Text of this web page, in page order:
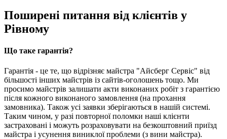
Поширені питання від клієнтів у
Рівному
Що таке гарантія?
Гарантія - це те, що відрізняє майстра "Айсберг Сервіс" від
більшості інших майстрів із сайтів-оголошень тощо. Ми
просимо майстрів залишати акти виконаних робіт з гарантією
після кожного виконаного замовлення (на прохання
замовника). Також усі заявки зберігаються в нашій системі.
Таким чином, у разі повторної поломки наші клієнти
застраховані і можуть розраховувати на безкоштовний приїзд
майстра і усунення виниклої проблеми (з вини майстра).